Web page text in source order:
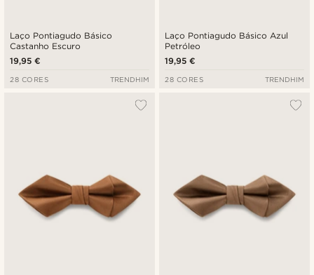
Laço Pontiagudo Básico
Castanho Escuro
19,95 €
28 CORES TRENDHIM
Laço Pontiagudo Básico Azul
Petróleo
19,95 €
28 CORES TRENDHIM